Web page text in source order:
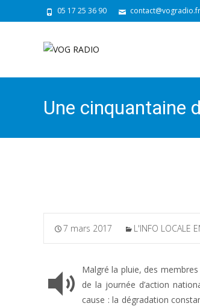
05 17 25 36 90 contact@vogradio.fr
Une cinquantaine
7 mars 2017 L'INFO LOCALE
Malgré la pluie, des
de la journée d’action
cause : la dégradation